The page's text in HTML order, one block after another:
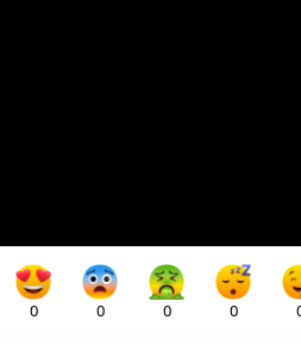
0 0 0 0